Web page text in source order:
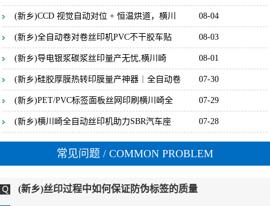
(新乡)CCD 视觉自动对位 + 恒温烘道，横川 08-04
(新乡)全自动卷对卷丝印机PVC不干胶车贴 08-03
(新乡)导电银浆碳浆丝印量产无忧,横川崎 08-01
(新乡)硅胶厚膜热转印膜量产神器｜全自动卷 07-30
(新乡)PET/PVC标签面板丝网印刷横川崎全 07-29
(新乡)横川崎全自动丝印机助力SBR汽车座 07-28
常见问题 / COMMON PROBLEM
(新乡) 保证标签防伪效果一致性的核心，是**聚焦防伪特性（如光
变、荧光、微缩文字等）的全流程管控**，通过锁定防伪材料性
能、精准控制印刷参数、量化检测防伪特征，确保每一张标签的防
伪识别效果完全统一。 一、源头锁定：防伪材料的性能一致性是基
础 1. **防伪油墨的批次化管控** - 同一批次标签必须使用**同一供
(新乡)丝印过程中如何保证防伪标签的一致
(新乡) 保证丝印防伪标签一致性的核心，是**消除全流程变量**，
同批次乃至不同批次标签在外观、尺寸、防伪效果上的统一。 一、
批次标签必须使用同一供应商、同一批次的基材（如PET膜、易碎